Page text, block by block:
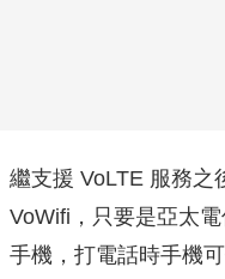
繼支援 VoLTE 服務之
VoWifi，只要是亞太
手機，打電話時手機